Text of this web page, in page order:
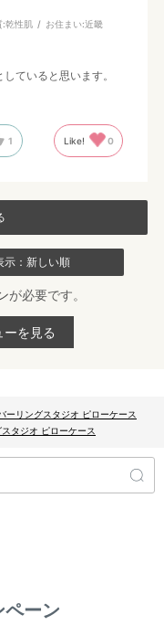
:乾性肌 お住まい:近畿
ていると思います。
1 Like! 0
示：新しい順
が必要です。
ーを見る
ーリングスタジオ ピローケース
タジオ ピローケース
ペーン